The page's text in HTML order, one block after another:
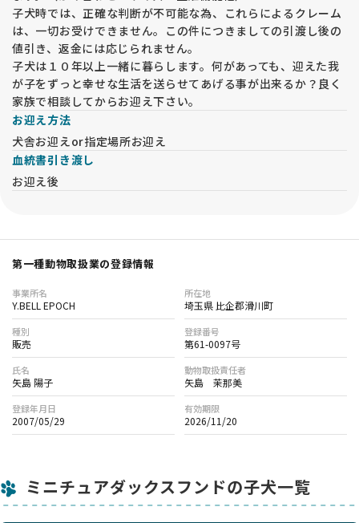
子犬時では、正確な判断が不可能な為、これらによるクレーム
は、一切お受けできません。この件につきましての引渡し後の
値引き、返金には応じられません。
子犬は１０年以上一緒に暮らします。何があっても、迎えた我
が子をずっと幸せな生活を送らせてあげる事が出来るか？良く
家族で相談してからお迎え下さい。
お迎え方法
犬舎お迎えor指定場所お迎え
血統書引き渡し
お迎え後
第一種動物取扱業の登録情報
事業所名
Y.BELL EPOCH
所在地
埼玉県 比企郡滑川町
種別
販売
登録番号
第61-0097号
氏名
矢島 陽子
動物取扱責任者
矢島 茉那美
登録年月日
2007/05/29
有効期限
2026/11/20
ミニチュアダックスフンドの子犬一覧